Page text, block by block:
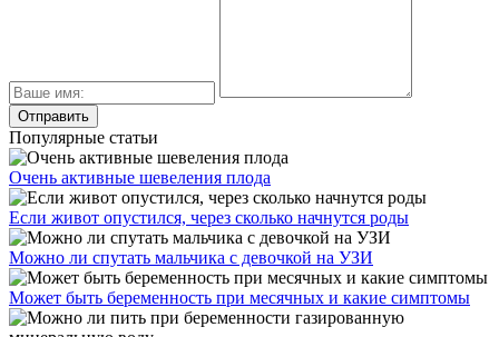
Популярные статьи
Очень активные шевеления плода
Если живот опустился, через сколько начнутся роды
Можно ли спутать мальчика с девочкой на УЗИ
Может быть беременность при месячных и какие симптомы